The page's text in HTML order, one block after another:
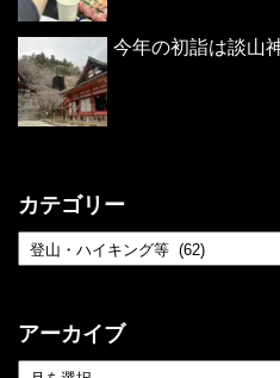
今年の初詣は談山
カテゴリー
アーカイブ